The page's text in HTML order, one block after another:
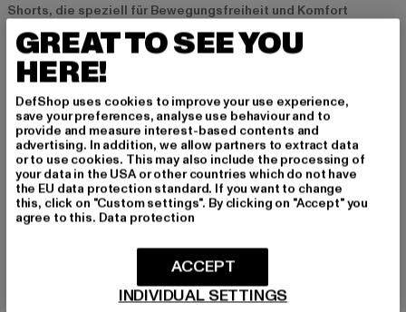
Shorts, die speziell für Bewegungsfreiheit und Komfort
ausgelegt sind. Diese Modelle bestehen oft aus leichtem und
atmungsaktivem Material und eignen sich ideal für sportliche
Aktivitäten oder Outdoor-Abenteuer. Kombiniert mit Sneakers
und einem sportlichen Oberteil bist du für jeden Tag bereit.
Sweat Shorts mit Prints und Logos für modische
Akzente
Wer gerne auffällt, wird Sweat Shorts mit Prints und
Markenlogos lieben. Diese Designs setzen modische Akzente
und verleihen deinem Outfit eine individuelle Note. Ob
dezentes Logo oder auffälliger Print – solche Modelle sind
ideal für alle, die Wert auf Style legen und ihren Look
personalisieren möchten.
GREAT TO SEE YOU
HERE!
DefShop uses cookies to improve your use experience,
save your preferences, analyse use behaviour and to
provide and measure interest-based contents and
advertising. In addition, we allow partners to extract data
or to use cookies. This may also include the processing of
your data in the USA or other countries which do not have
the EU data protection standard. If you want to change
this, click on "Custom settings". By clicking on "Accept" you
agree to this. Data protection
INDIVIDUAL SETTINGS
ACCEPT